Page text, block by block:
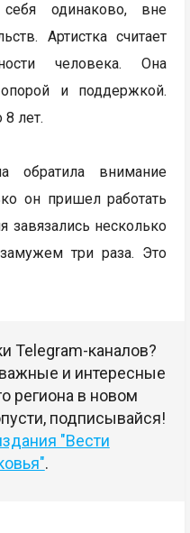
одинаково, вне
Артистка считает
человека. Она
и поддержкой.
лет.
обратила внимание
он пришел работать
завязались несколько
три раза. Это
Telegram-каналов?
и интересные
региона в новом
подписывайся!
"Вести
.